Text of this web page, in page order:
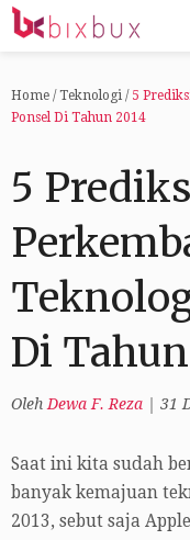
Home / Teknologi / 5
Ponsel Di Tahun 2014
5
Di
Oleh Dewa F. Reza 31
Saat ini kita sudah
banyak kemajuan
2013, sebut saja